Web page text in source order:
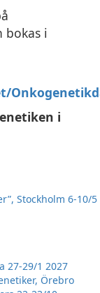
bokas i
i
Stockholm 6-10/5
27-29/1 2027
Örebro